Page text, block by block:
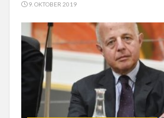
9. OKTOBER 2019